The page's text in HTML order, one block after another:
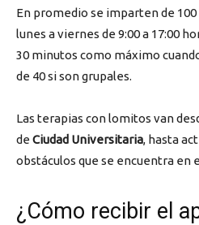
En promedio se imparten de
lunes a viernes de 9:00 a 17:00
30 minutos como máximo
de 40 si son grupales.
Las terapias con lomitos van
de Ciudad Universitaria, hasta
obstáculos que se encuentra en
¿Cómo recibir el